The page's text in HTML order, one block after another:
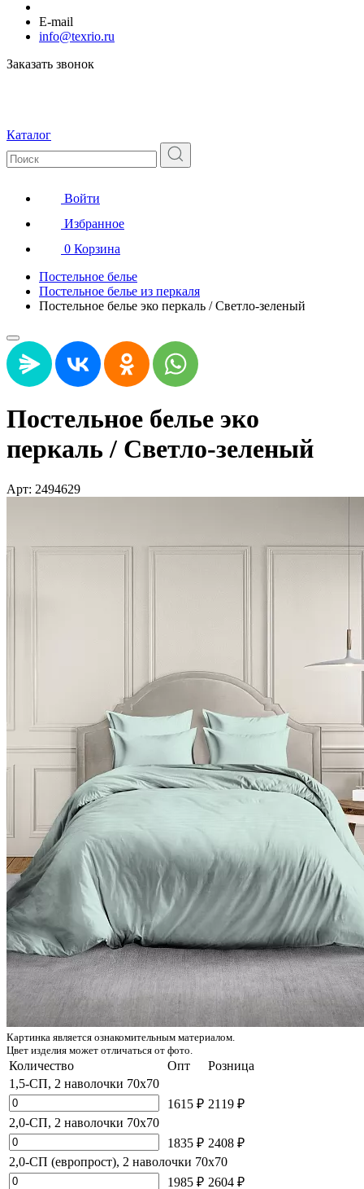
E-mail
info@texrio.ru
Заказать звонок
Каталог
Войти
Избранное
0 Корзина
Постельное белье
Постельное белье из перкаля
Постельное белье эко перкаль / Светло-зеленый
Постельное белье эко
перкаль / Светло-зеленый
Арт: 2494629
Картинка является ознакомительным материалом.
Цвет изделия может отличаться от фото.
Количество Опт
Розница
1,5-СП, 2 наволочки 70x70
1615 ₽ 2119 ₽
2,0-СП, 2 наволочки 70x70
1835 ₽ 2408 ₽
2,0-СП (европрост), 2 наволочки 70x70
1985 ₽ 2604 ₽